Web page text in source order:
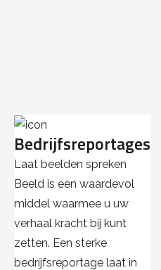
Bedrijfsreportages
Laat beelden spreken
Beeld is een waardevol
middel waarmee u uw
verhaal kracht bij kunt
zetten. Een sterke
bedrijfsreportage laat in